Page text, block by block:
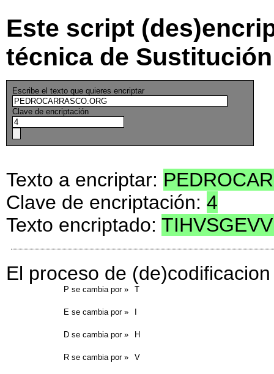
Este script
técnica de Sustitución
Escribe el texto que quieres encriptar
Clave de encriptación
Texto a encriptar:
Clave de encriptación: 4
Texto encriptado:
El proceso de
P se cambia por » T
E se cambia por »
D se cambia por » H
R se cambia por » V